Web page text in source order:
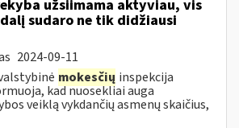
užsiimama aktyviau, vis
sudaro ne tik didžiausi
2024-09-11
mokesčių inspekcija
kad nuosekliai auga
veiklą vykdančių asmenų skaičius,